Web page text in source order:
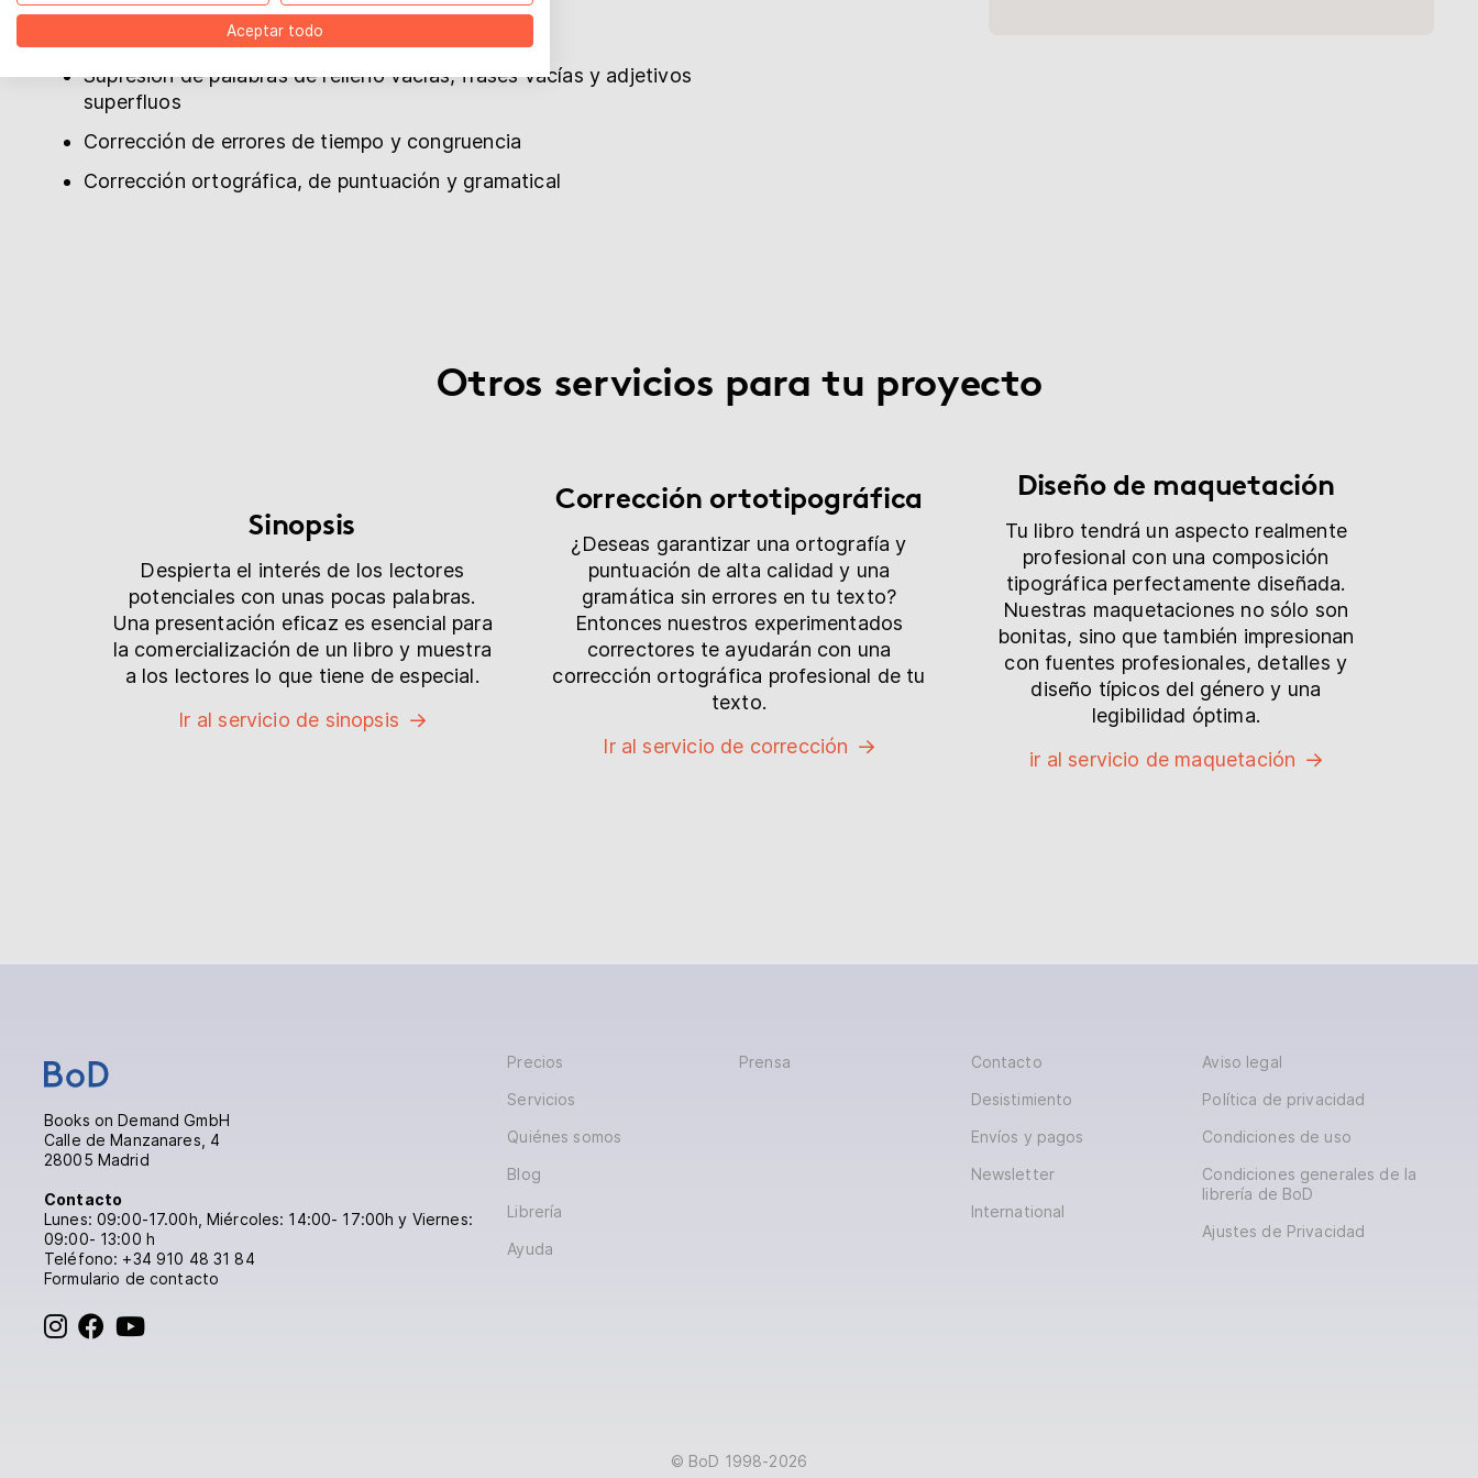
Eliminación de repeticiones
Supresión de palabras de relleno vacías, frases vacías y adjetivos
superfluos
Corrección de errores de tiempo y congruencia
Corrección ortográfica, de puntuación y gramatical
Otros servicios para tu proyecto
Sinopsis
Despierta el interés de los lectores
potenciales con unas pocas palabras.
Una presentación eficaz es esencial para
la comercialización de un libro y muestra
a los lectores lo que tiene de especial.
Ir al servicio de sinopsis
Corrección ortotipográfica
¿Deseas garantizar una ortografía y
puntuación de alta calidad y una
gramática sin errores en tu texto?
Entonces nuestros experimentados
correctores te ayudarán con una
corrección ortográfica profesional de tu
texto.
Ir al servicio de corrección
Diseño de maquetación
Tu libro tendrá un aspecto realmente
profesional con una composición
tipográfica perfectamente diseñada.
Nuestras maquetaciones no sólo son
bonitas, sino que también impresionan
con fuentes profesionales, detalles y
diseño típicos del género y una
legibilidad óptima.
ir al servicio de maquetación
Books on Demand GmbH
Calle de Manzanares, 4
28005 Madrid
Contacto
Lunes: 09:00-17.00h, Miércoles: 14:00- 17:00h y Viernes:
09:00- 13:00 h
Teléfono: +34 910 48 31 84
Formulario de contacto
BoD en Instagram
BoD en Facebook
Precios
Servicios
Quiénes somos
Blog
Librería
Ayuda
Prensa
Contacto
Desistimiento
Envíos y pagos
Newsletter
International
Aviso legal
Política de privacidad
Condiciones de uso
Condiciones generales de la
librería de BoD
Ajustes de Privacidad
© BoD 1998-2026
BoD på Facebook
Aceptar todo